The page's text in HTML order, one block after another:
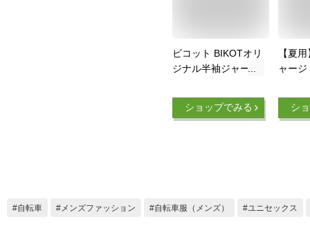
ビコット BIKOTオリ
ジナル半袖ジャージ
麻の葉 サイクリン
グ・ロードバイクに
ショップでみる
【夏
ャー
ンズ
クリ
クリン
シ
自転車 メンズファッション 自転車服（メンズ） ユニセックス